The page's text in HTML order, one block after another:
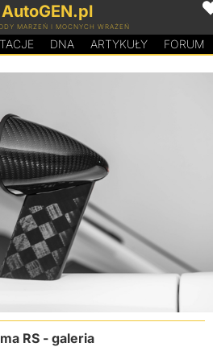
AutoGEN.pl
MARZEŃ I MOCNYCH WRAŻEŃ
DNA ARTYKUŁY FORUM
RS - galeria